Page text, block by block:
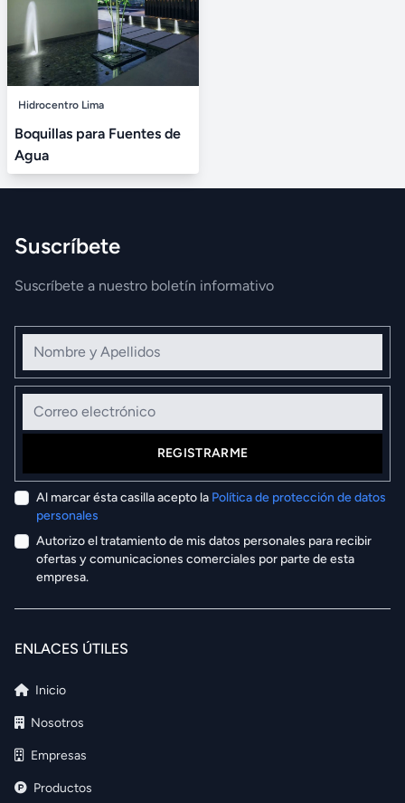
Hidrocentro Lima
Boquillas para Fuentes de
Agua
Suscríbete
Suscríbete a nuestro boletín informativo
Nombre y Apellidos
Correo electrónico
REGISTRARME
Al marcar ésta casilla acepto la Política de protección de datos
personales
Autorizo el tratamiento de mis datos personales para recibir
ofertas y comunicaciones comerciales por parte de esta
empresa.
ENLACES ÚTILES
Inicio
Nosotros
Empresas
Productos